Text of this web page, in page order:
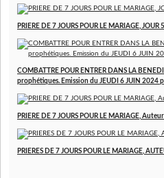
PRIERE DE 7 JOURS POUR LE MARIAGE,
COMBATTRE POUR ENTRER DANS LA
prophétiques. Emission du JEUDI 6 JUIN 2024
PRIERE DE 7 JOURS POUR LE MARIAGE,
PRIERES DE 7 JOURS POUR LE MARIAGE,